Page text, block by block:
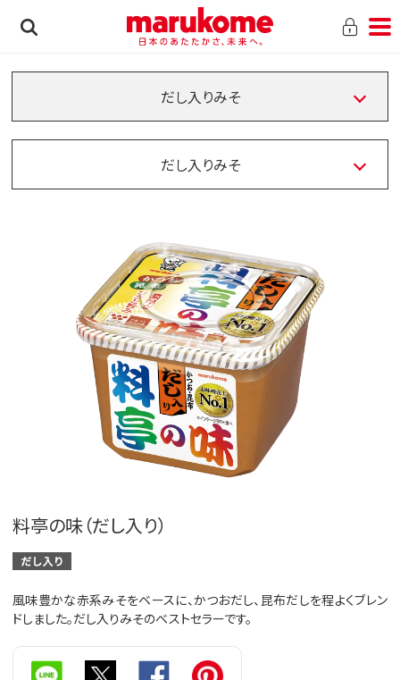
だし入りみそ
だし入りみそ
料亭の味（だし入り）
風味豊かな赤系みそをベースに、かつおだし、昆布だしを程よくブレン
ドしました。だし入りみそのベストセラーです。